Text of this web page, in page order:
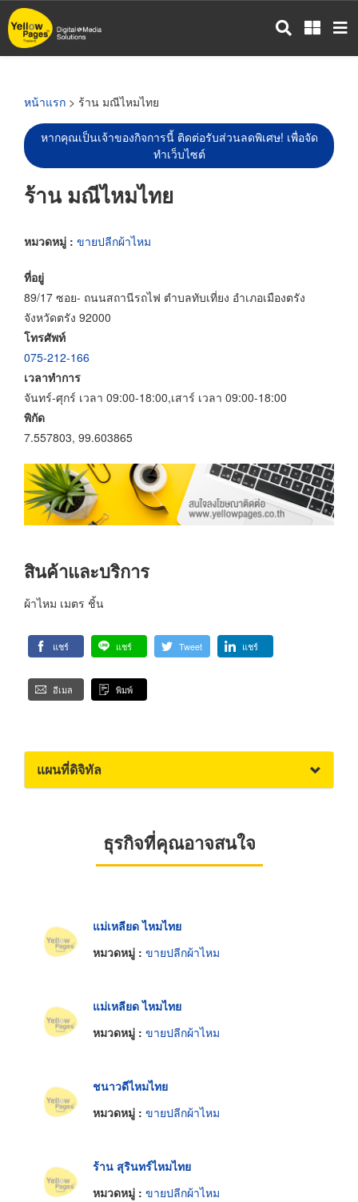
ข้าม
ไป
หน้าแรก > ร้าน มณีไหมไทย
หากคุณเป็นเจ้าของกิจการนี้ ติดต่อรับส่วนลดพิเศษ! เพื่อจัด
ทำเว็บไซต์
ร้าน มณีไหมไทย
หมวดหมู่ : ขายปลีกผ้าไหม
ที่อยู่
89/17 ซอย- ถนนสถานีรถไฟ ตำบลทับเที่ยง อำเภอเมืองตรัง
จังหวัดตรัง 92000
โทรศัพท์
075-212-166
เวลาทำการ
จันทร์-ศุกร์ เวลา 09:00-18:00,เสาร์ เวลา 09:00-18:00
พิกัด
7.557803, 99.603865
สินค้าและบริการ
ผ้าไหม เมตร ชิ้น
แชร์ แชร์ Tweet แชร์
อีเมล พิมพ์
แผนที่ดิจิทัล
ธุรกิจที่คุณอาจสนใจ
แม่เหลียด ไหมไทย
หมวดหมู่ : ขายปลีกผ้าไหม
แม่เหลียด ไหมไทย
หมวดหมู่ : ขายปลีกผ้าไหม
ชนาวดีไหมไทย
หมวดหมู่ : ขายปลีกผ้าไหม
ร้าน สุรินทร์ไหมไทย
หมวดหมู่ : ขายปลีกผ้าไหม